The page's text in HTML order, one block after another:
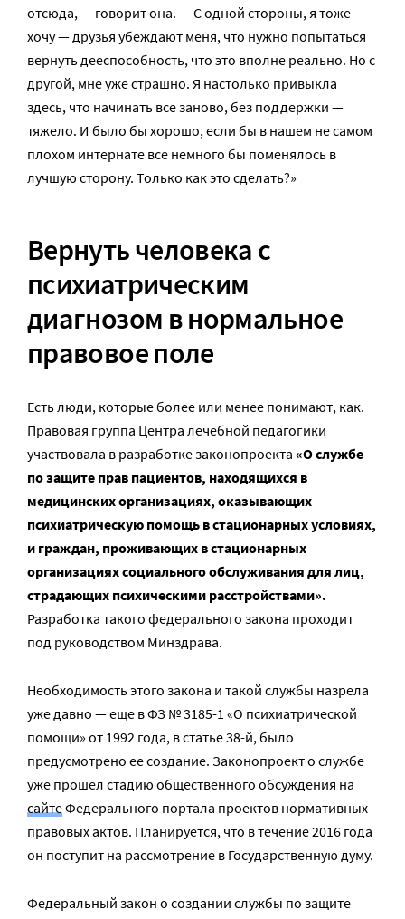
отсюда, — говорит она. — С одной стороны, я тоже
хочу — друзья убеждают меня, что нужно попытаться
вернуть дееспособность, что это вполне реально. Но с
другой, мне уже страшно. Я настолько привыкла
здесь, что начинать все заново, без поддержки —
тяжело. И было бы хорошо, если бы в нашем не самом
плохом интернате все немного бы поменялось в
лучшую сторону. Только как это сделать?»
Вернуть человека с
психиатрическим
диагнозом в нормальное
правовое поле
Есть люди, которые более или менее понимают, как.
Правовая группа Центра лечебной педагогики
участвовала в разработке законопроекта «О службе
по защите прав пациентов, находящихся в
медицинских организациях, оказывающих
психиатрическую помощь в стационарных условиях,
и граждан, проживающих в стационарных
организациях социального обслуживания для лиц,
страдающих психическими расстройствами».
Разработка такого федерального закона проходит
под руководством Минздрава.
Необходимость этого закона и такой службы назрела
уже давно — еще в ФЗ № 3185-1 «О психиатрической
помощи» от 1992 года, в статье 38-й, было
предусмотрено ее создание. Законопроект о службе
уже прошел стадию общественного обсуждения на
сайтеФедерального портала проектов нормативных
правовых актов. Планируется, что в течение 2016 года
он поступит на рассмотрение в Государственную думу.
Федеральный закон о создании службы по защите